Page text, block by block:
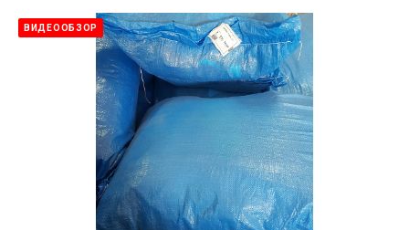
ВИДЕООБЗОР